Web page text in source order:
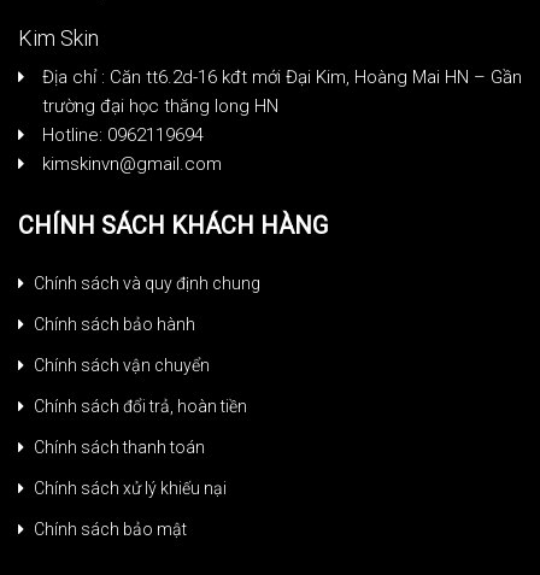
Kim Skin
Địa chỉ : Căn tt6.2d-16 kđt mới Đại Kim, Hoàng Mai HN – Gần
trường đại học thăng long HN
Hotline: 0962119694
kimskinvn@gmail.com
CHÍNH SÁCH KHÁCH HÀNG
Chính sách và quy định chung
Chính sách bảo hành
Chính sách vận chuyển
Chính sách đổi trả, hoàn tiền
Chính sách thanh toán
Chính sách xử lý khiếu nại
Chính sách bảo mật